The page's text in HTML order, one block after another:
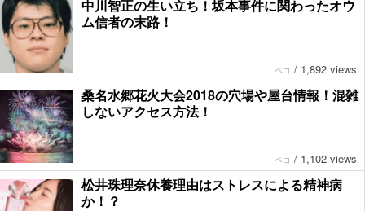
中川智正の生い立ち！坂本事件に関わったオウ
ム信者の末路！
ペコ / 1,892 views
桑名水郷花火大会2018の穴場や屋台情報！混雑
しないアクセス方法！
ペコ / 1,102 views
松井珠理奈休養理由はストレスによる精神病
か！？